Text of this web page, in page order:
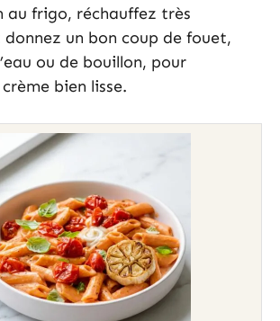
au frigo, réchauffez très
un bon coup de fouet,
ou de bouillon, pour
bien lisse.